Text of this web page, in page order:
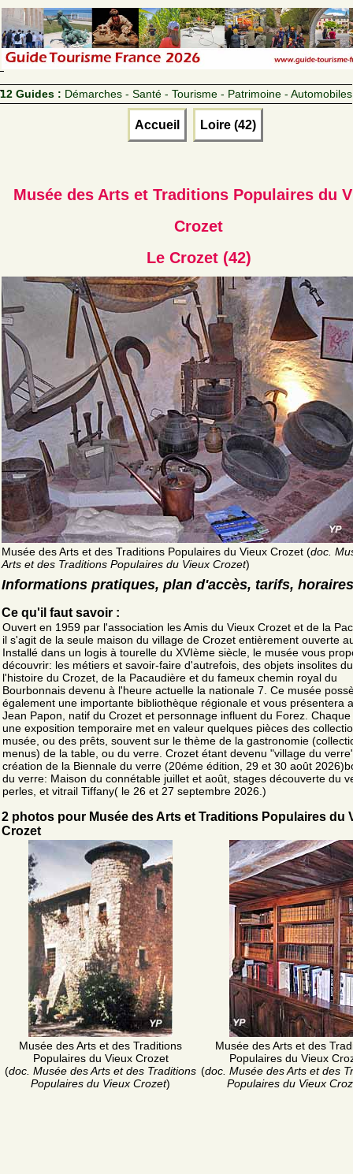
12 Guides : Démarches - Santé - Tourisme - Patrimoine - Automobiles
Accueil Loire (42)
Musée des Arts et Traditions Populaires du
Crozet
Le Crozet (42)
Musée des Arts et des Traditions Populaires du Vieux Crozet (doc.
Arts et des Traditions Populaires du Vieux Crozet)
Informations pratiques, plan d'accès, tarifs, horaires
Ce qu'il faut savoir :
Ouvert en 1959 par l'association les Amis du Vieux Crozet et de la
il s'agit de la seule maison du village de Crozet entièrement ouverte
Installé dans un logis à tourelle du XVIème siècle, le musée vous
découvrir: les métiers et savoir-faire d'autrefois, des objets insolites
l'histoire du Crozet, de la Pacaudière et du fameux chemin royal du
Bourbonnais devenu à l'heure actuelle la nationale 7. Ce musée
également une importante bibliothèque régionale et vous présentera
Jean Papon, natif du Crozet et personnage influent du Forez.
une exposition temporaire met en valeur quelques pièces des
musée, ou des prêts, souvent sur le thème de la gastronomie
menus) de la table, ou du verre. Crozet étant devenu "village du
création de la Biennale du verre (20éme édition, 29 et 30 août
du verre: Maison du connétable juillet et août, stages découverte du
perles, et vitrail Tiffany( le 26 et 27 septembre 2026.)
2 photos pour Musée des Arts et Traditions Populaires du
Crozet
Musée des Arts et des Traditions
Populaires du Vieux Crozet
(doc. Musée des Arts et des Traditions
Populaires du Vieux Crozet)
Musée des Arts et des
Populaires du Vieux
(doc. Musée des Arts et des
Populaires du Vieux